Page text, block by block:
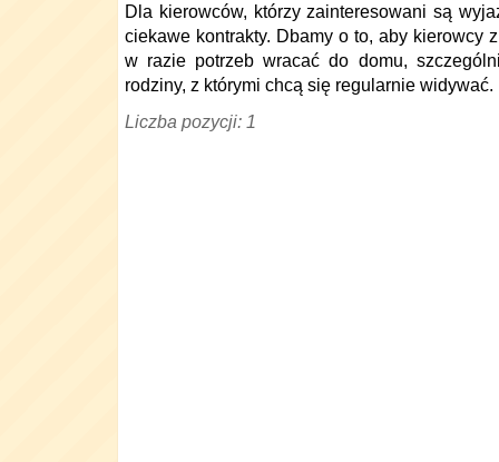
Dla kierowców, którzy zainteresowani są
ciekawe kontrakty. Dbamy o to, aby kierowcy
w razie potrzeb wracać do domu,
rodziny, z którymi chcą się regularnie widywać.
Liczba pozycji: 1